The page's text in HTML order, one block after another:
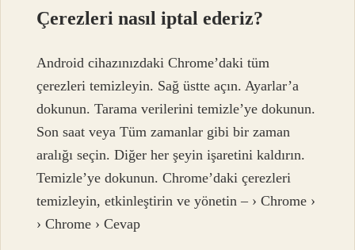
Çerezleri nasıl iptal ederiz?
Android cihazınızdaki Chrome’daki tüm
çerezleri temizleyin. Sağ üstte açın. Ayarlar’a
dokunun. Tarama verilerini temizle’ye dokunun.
Son saat veya Tüm zamanlar gibi bir zaman
aralığı seçin. Diğer her şeyin işaretini kaldırın.
Temizle’ye dokunun. Chrome’daki çerezleri
temizleyin, etkinleştirin ve yönetin – › Chrome ›
› Chrome › Cevap